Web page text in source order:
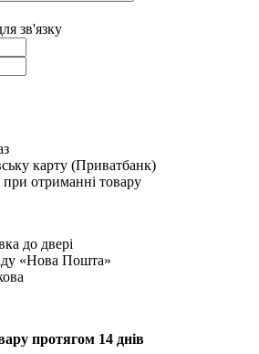
зв'язку
карту (Приватбанк)
отриманні товару
до двері
«Нова Пошта»
протягом 14 днів